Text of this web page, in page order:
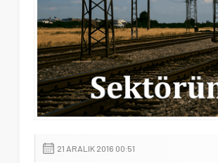
21 ARALIK 2016 00:51